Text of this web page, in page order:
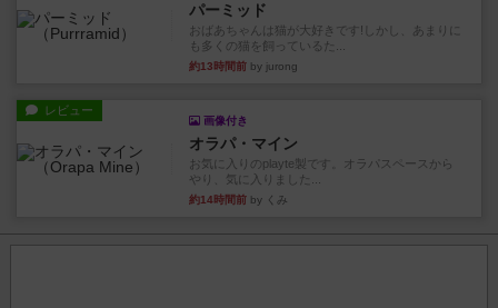
パーミッド
おばあちゃんは猫が大好きです!しかし、あまりに
も多くの猫を飼っているた...
約13時間前 by jurong
レビュー
画像付き
オラパ・マイン
お気に入りのplayte製です。オラパスペースから
やり、気に入りました...
約14時間前 by くみ